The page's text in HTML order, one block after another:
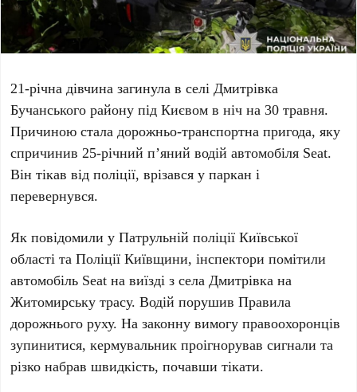
21-річна дівчина загинула в селіДмитрівка
Бучанського району під Києвом в ніч на30 травня.
Причиною стала дорожньо-транспортна пригода, яку
спричинив25-річний п’яний водій автомобіля Seat.
Він тікав від поліції, врізався у паркан і
перевернувся.
Як повідомили уПатрульній поліції Київської
області таПоліції Київщини, інспектори помітили
автомобіль Seat на виїзді з селаДмитрівка на
Житомирську трасу. Водій порушив Правила
дорожнього руху. На законну вимогу правоохоронців
зупинитися, кермувальник проігнорував сигнали та
різко набрав швидкість, почавши тікати.